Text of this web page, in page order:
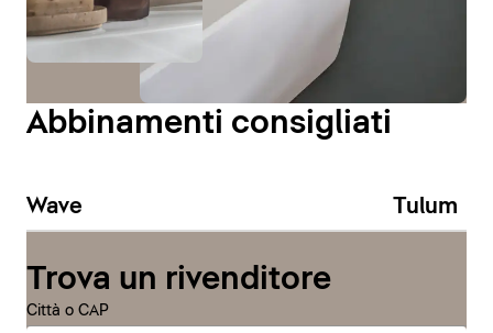
Abbinamenti consigliati
Wave Tulum
Trova un rivenditore
Città o CAP